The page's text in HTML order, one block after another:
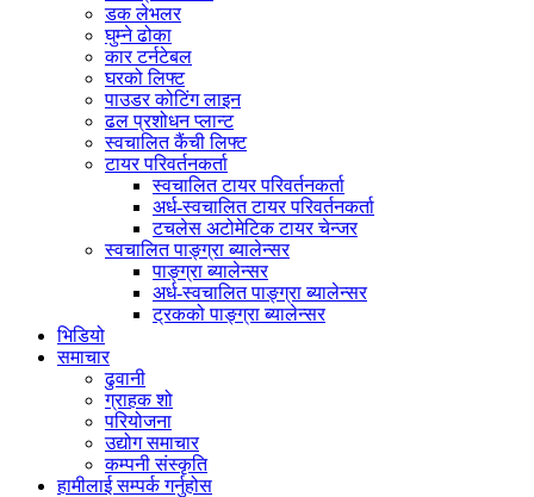
डक लेभलर
घुम्ने ढोका
कार टर्नटेबल
घरको लिफ्ट
पाउडर कोटिंग लाइन
ढल प्रशोधन प्लान्ट
स्वचालित कैंची लिफ्ट
टायर परिवर्तनकर्ता
स्वचालित टायर परिवर्तनकर्ता
अर्ध-स्वचालित टायर परिवर्तनकर्ता
टचलेस अटोमेटिक टायर चेन्जर
स्वचालित पाङ्ग्रा ब्यालेन्सर
पाङ्ग्रा ब्यालेन्सर
अर्ध-स्वचालित पाङ्ग्रा ब्यालेन्सर
ट्रकको पाङ्ग्रा ब्यालेन्सर
भिडियो
समाचार
ढुवानी
ग्राहक शो
परियोजना
उद्योग समाचार
कम्पनी संस्कृति
हामीलाई सम्पर्क गर्नुहोस